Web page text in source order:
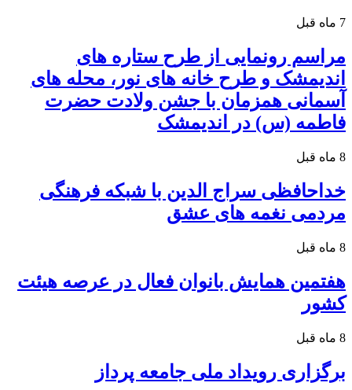
7 ماه قبل
مراسم رونمایی از طرح ستاره های
اندیمشک و طرح خانه های نور، محله های
آسمانی همزمان با جشن ولادت حضرت
فاطمه (س) در اندیمشک
8 ماه قبل
خداحافظی سراج الدین با شبکه فرهنگی
مردمی نغمه های عشق
8 ماه قبل
هفتمین همایش بانوان فعال در عرصه‌ هیئت
کشور
8 ماه قبل
برگزاری رویداد ملی جامعه پرداز